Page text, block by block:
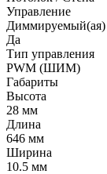
Управление
Диммируемый(ая)
Да
Тип управления
PWM (ШИМ)
Габариты
Высота
28 мм
Длина
646 мм
Ширина
10.5 мм